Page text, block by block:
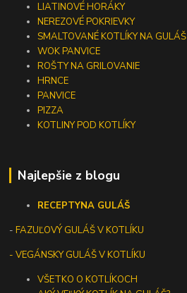
LIATINOVÉ HORÁKY
NEREZOVÉ POKRIEVKY
SMALTOVANÉ KOTLÍKY NA GULÁŠ
WOK PANVICE
ROŠTY NA GRILOVANIE
HRNCE
PANVICE
PIZZA
KOTLINY POD KOTLÍKY
Najlepšie z blogu
RECEPTYNA GULÁŠ
-FAZUĽOVÝ GULÁŠ V KOTLÍKU
- VEGÁNSKY GULÁŠ V KOTLÍKU
VŠETKO O KOTLÍKOCH